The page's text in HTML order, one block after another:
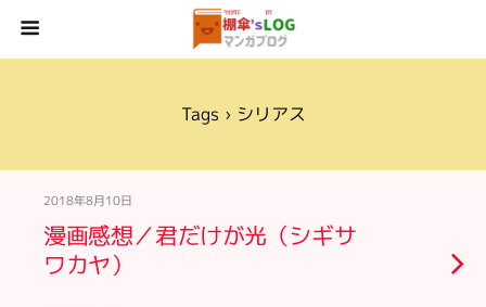
Tags › シリアス
2018年8月10日
漫画感想／君だけが光（シギサ
ワカヤ）